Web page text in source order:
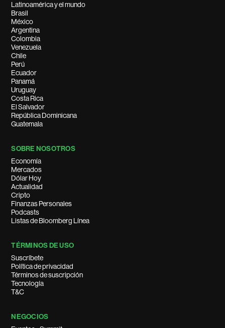
Latinoamérica y el mundo
Brasil
México
Argentina
Colombia
Venezuela
Chile
Perú
Ecuador
Panamá
Uruguay
Costa Rica
El Salvador
República Dominicana
Guatemala
SOBRE NOSOTROS
Economía
Mercados
Dólar Hoy
Actualidad
Cripto
Finanzas Personales
Podcasts
Listas de Bloomberg Línea
TÉRMINOS DE USO
Suscríbete
Política de privacidad
Términos de suscripción
Tecnología
T&C
NEGOCIOS